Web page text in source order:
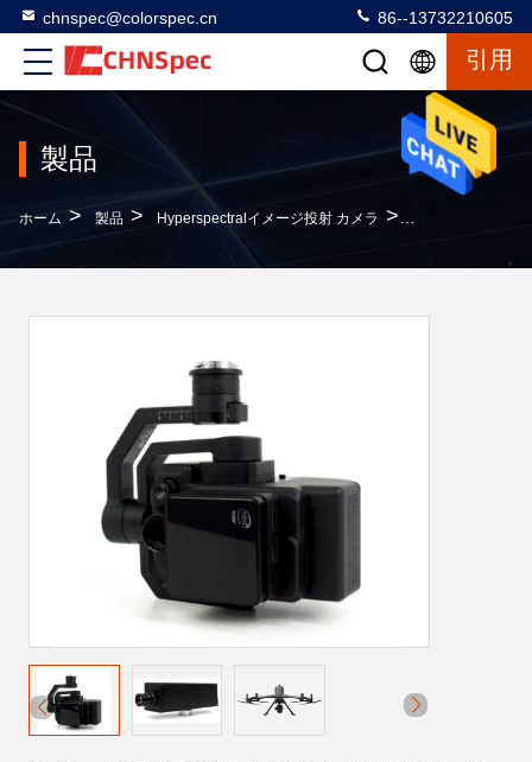
chnspec@colorspec.cn 86--13732210605
引用
製品
ホーム > 製品 > Hyperspectralイメージ投射 カメラ >